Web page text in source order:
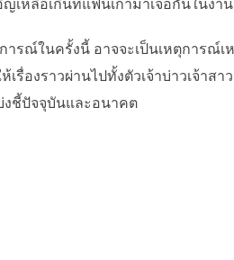
รณ์ในครั้งนี้ อาจจะเป็นเหตุการณ์เ
เรื่องราวผ่านไปทั้งตัวเจ้าบ่าวเจ้า
งชี้ปัจจุบันและอนาคต